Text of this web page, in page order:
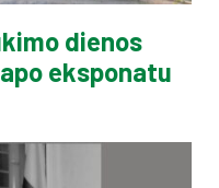
dienos
eksponatu